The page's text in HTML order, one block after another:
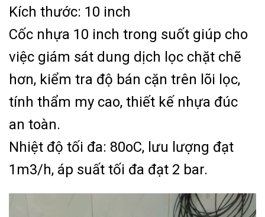
Kích thước: 10 inch
Cốc nhựa 10 inch trong suốt giúp cho
việc giám sát dung dịch lọc chặt chẽ
hơn, kiểm tra độ bán cặn trên lõi lọc,
tính thẩm my cao, thiết kế nhựa đúc
an toàn.
Nhiệt độ tối đa: 80oC, lưu lượng đạt
1m3/h, áp suất tối đa đạt 2 bar.